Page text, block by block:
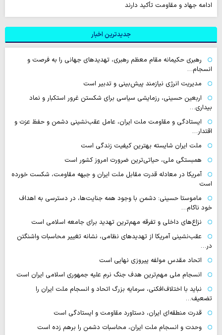
ادامه جهاد و مقاومت تأکید دارند
جدیدترین اخبار
رهبری حکیمانه مقام معظم رهبری، تهدیدهای جهانی را به فرصت و
انسجام…
مدیریت انرژی نیازمند پیش‌بینی و تدبیر است
اربعین حسینی، رزمایشی سیاسی برای شکستن غرور استکبار و نماد
بیداری…
ایستادگی و مقاومت ملت ایران، عامل عقب‌نشینی دشمن و حفظ عزت و
اقتدار…
ملت ایران شایسته بهترین کیفیت زندگی است
همبستگی ملی، حیاتی‌ترین ضرورت امروز کشور است
آمریکا در معادله قدرت مقابل ملت ایران و جبهه مقاومت، شکست خورده
است
ماموستا حسینی: دشمن با وجود همه جنایت‌ها، در دسترسی به اهداف
خود ناکام…
نزاع‌های داخلی و تفرقه مهم‌ترین تهدید برای جامعه اسلامی است
عقب‌نشینی آمریکا از تهدیدهای نظامی، نشانه تغییر محاسبات واشنگتن
در…
اتحاد مقدس مولفه پیروزی نهایی است
انسجام ملی مهم‌ترین هدف جنگ نرم علیه جمهوری اسلامی ایران است
نباید با اختلاف‌افکنی، سرمایه بزرگ اتحاد و انسجام ملت ایران را
تضعیف…
قدرت منطقه‌ای ایران، دستاورد مقاومت و ایستادگی است
وحدت و انسجام ملت ایران، محاسبات دشمن را برهم زده است